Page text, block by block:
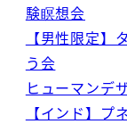
験瞑想会
【男性限定】
う会
ヒューマンデ
【インド】プ